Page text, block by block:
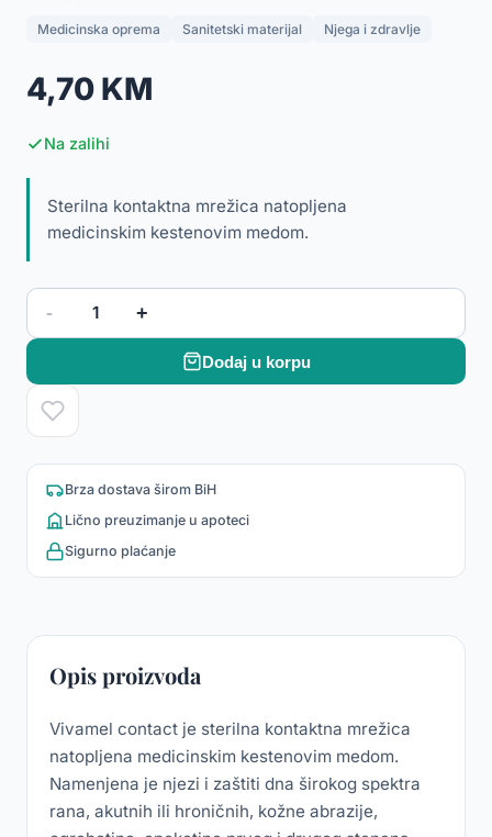
Medicinska oprema Sanitetski materijal Njega i zdravlje
4,70 KM
Na zalihi
Sterilna kontaktna mrežica natopljena
medicinskim kestenovim medom.
- 1 +
Dodaj u korpu
Brza dostava širom BiH
Lično preuzimanje u apoteci
Sigurno plaćanje
Opis proizvoda
Vivamel contact je sterilna kontaktna mrežica
natopljena medicinskim kestenovim medom.
Namenjena je njezi i zaštiti dna širokog spektra
rana, akutnih ili hroničnih, kožne abrazije,